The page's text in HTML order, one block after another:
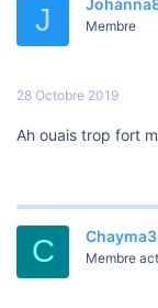
J Membre
28 Octobre 2019
Ah ouais trop fort
C Chayma3
Membre